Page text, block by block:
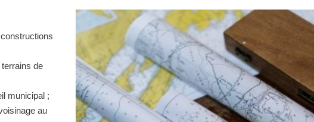
de
municipal ;
au